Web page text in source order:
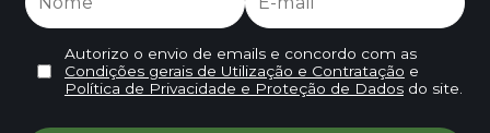
Autorizo o envio de emails e concordo com as
Condições gerais de Utilização e Contratação e
Política de Privacidade e Proteção de Dadosdo site.